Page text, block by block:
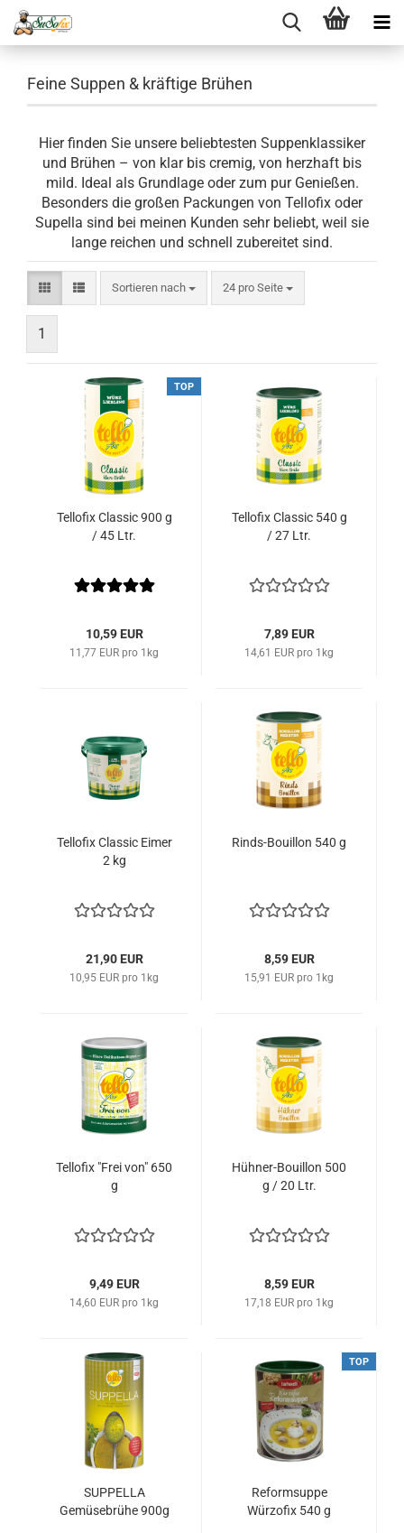
Feine Suppen & kräftige Brühen
Hier finden Sie unsere beliebtesten Suppenklassiker
und Brühen – von klar bis cremig, von herzhaft bis
mild. Ideal als Grundlage oder zum pur Genießen.
Besonders die großen Packungen von Tellofix oder
Supella sind bei meinen Kunden sehr beliebt, weil sie
lange reichen und schnell zubereitet sind.
Sortieren nach
Sortieren nach 24 pro Seite
pro Seite
1
TOP
Tellofix Classic 900 g
/ 45 Ltr.
10,59 EUR
11,77 EUR pro 1kg
Tellofix Classic 540 g
/ 27 Ltr.
7,89 EUR
14,61 EUR pro 1kg
Tellofix Classic Eimer
2 kg
21,90 EUR
10,95 EUR pro 1kg
Rinds-Bouillon 540 g
8,59 EUR
15,91 EUR pro 1kg
Tellofix "Frei von" 650
g
9,49 EUR
14,60 EUR pro 1kg
Hühner-Bouillon 500
g / 20 Ltr.
8,59 EUR
17,18 EUR pro 1kg
SUPPELLA
Gemüsebrühe 900g
TOP
Reformsuppe
Würzofix 540 g